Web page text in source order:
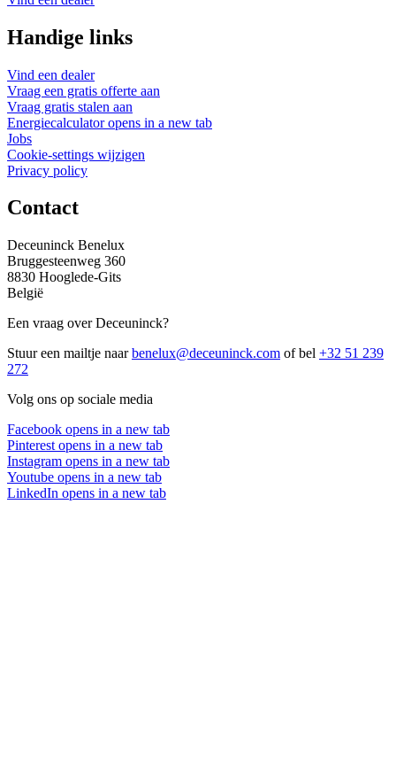
Handige links
Vind een dealer
Vraag een gratis offerte aan
Vraag gratis stalen aan
Energiecalculator opens in a new tab
Jobs
Cookie-settings wijzigen
Privacy policy
Contact
Deceuninck Benelux
Bruggesteenweg 360
8830 Hooglede-Gits
België
Een vraag over Deceuninck?
Stuur een mailtje naarbenelux@deceuninck.com of bel +32 51 239
272
Volg ons op sociale media
Facebook opens in a new tab
Pinterest opens in a new tab
Instagram opens in a new tab
Youtube opens in a new tab
LinkedIn opens in a new tab